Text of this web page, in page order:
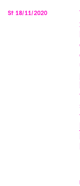
St 18/11/2020